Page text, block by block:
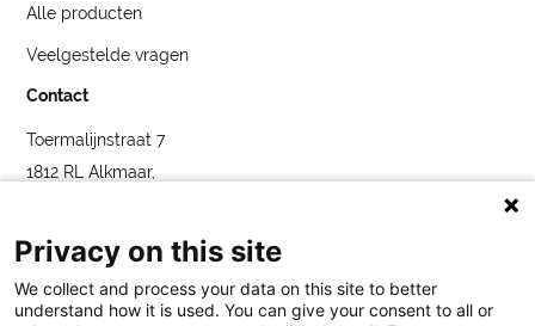
Alle producten
Veelgestelde vragen
Contact
Toermalijnstraat 7
1812 RL Alkmaar,
service@bybluelabel.com
Privacy on this site
We collect and process your data on this site to better
understand how it is used. You can give your consent to all or